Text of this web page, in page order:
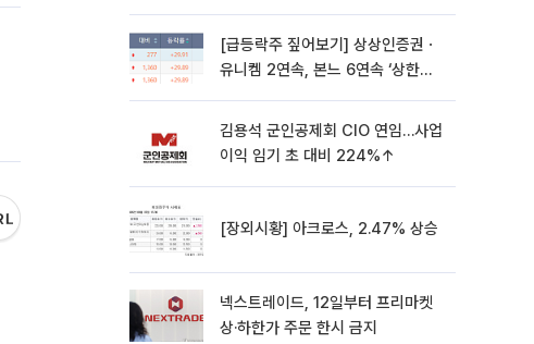
[급등락주 짚어보기] 상상인증권ㆍ
유니켐 2연속, 본느 6연속 ‘상한
김용석 군인공제회 CIO 연임…사업
이익 임기 초 대비 224%↑
[장외시황] 아크로스, 2.47% 상승
넥스트레이드, 12일부터 프리마켓
상·하한가 주문 한시 금지